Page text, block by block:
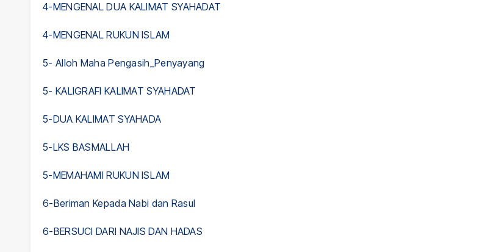
4-MENGENAL DUA KALIMAT SYAHADAT
4-MENGENAL RUKUN ISLAM
5- Alloh Maha Pengasih_Penyayang
5- KALIGRAFI KALIMAT SYAHADAT
5-DUA KALIMAT SYAHADA
5-LKS BASMALLAH
5-MEMAHAMI RUKUN ISLAM
6-Beriman Kepada Nabi dan Rasul
6-BERSUCI DARI NAJIS DAN HADAS